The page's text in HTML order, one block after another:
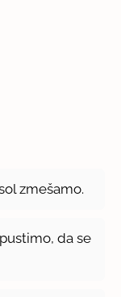
zmešamo.
da se